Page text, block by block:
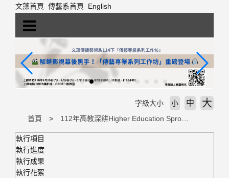
文藻首頁 傳藝系首頁 English
首頁
字級大小 小 中 大
執行項目
執行進度
執行成果
執行花絮